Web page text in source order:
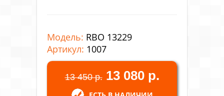
Модель: RBO 13229
Артикул: 1007
13 450 р. 13 080 р.